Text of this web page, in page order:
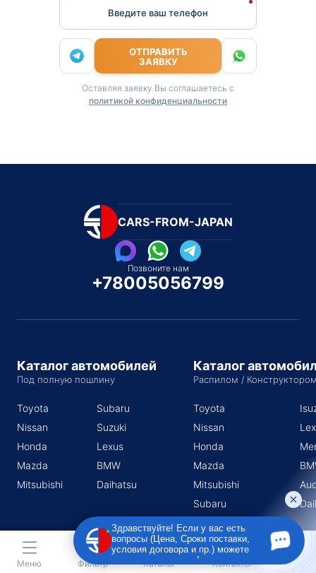
Введите ваш телефон
ОТПРАВИТЬ
ЗАЯВКУ
Оставляя заявку Вы соглашаетесь с
политикой конфиденциальности
CARS-FROM-JAPAN
Позвоните нам
+78005056799
Каталог автомобилей
Под полную пошлину
Toyota
Nissan
Honda
Mazda
Mitsubishi
Subaru
Suzuki
Lexus
BMW
Daihatsu
Каталог
Распилом /
Toyota
Nissan
Honda
Mazda
Mitsubishi
Subaru
Меню Фильтр Каталог Контакты
Здравствуйте! Если у вас есть
вопросы (Цена, Сроки поставки,
условия договора и пр.) можете
задать их мне в чат!